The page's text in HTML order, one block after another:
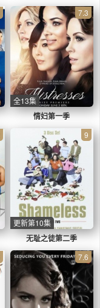
情妇第一季
7.3
全13集
无耻之徒第二季
9
更新第10集
7.6